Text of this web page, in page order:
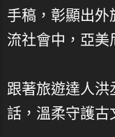
手稿，彰顯出外
流社會中，亞美
跟著旅遊達人洪
話，溫柔守護